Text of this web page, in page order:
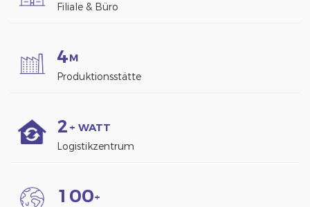
Filiale & Büro
4M
Produktionsstätte
2 + WATT
Logistikzentrum
1 00+